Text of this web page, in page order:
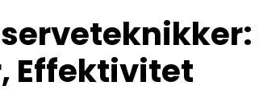
Effektivitet